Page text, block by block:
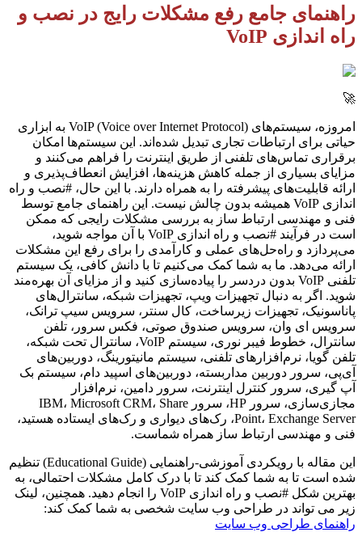
راهنمای جامع رفع مشکلات رایج در نصب و
راه اندازی VoIP
🚀
امروزه، سیستم‌های VoIP (Voice over Internet Protocol) به ابزاری
حیاتی برای ارتباطات تجاری تبدیل شده‌اند. این سیستم‌ها امکان
برقراری تماس‌های تلفنی از طریق اینترنت را فراهم می‌کنند و
مزایای بسیاری از جمله کاهش هزینه‌ها، افزایش انعطاف‌پذیری و
ارائه قابلیت‌های پیشرفته را به همراه دارند. با این حال، #نصب و راه
اندازی VoIP همیشه بدون چالش نیست. این راهنمای جامع توسط
فنی و مهندسی ارتباط ساز به بررسی مشکلات رایجی که ممکن
است در فرآیند #نصب و راه اندازی VoIP با آن مواجه شوید،
می‌پردازد و راه‌حل‌های عملی و کارآمدی را برای رفع این مشکلات
ارائه می‌دهد. ما به شما کمک می‌کنیم تا با دانش کافی، یک سیستم
تلفنی VoIP بدون دردسر را پیاده‌سازی کنید و از مزایای آن بهره‌مند
شوید. اگر به دنبال تجهیزات ویپ، تجهیزات شبکه، سانترال‌های
پاناسونیک، تجهیزات زیرساخت، کال سنتر، سرویس سیپ ترانک،
سرویس ای وان، سرویس صندوق صوتی، فکس سرور، تلفن
سانترال، خطوط فیبر نوری، سیستم VoIP، سانترال تحت شبکه،
تلفن گویا، نرم‌افزارهای تلفنی، سیستم مانیتورینگ، دوربین‌های
آی‌پی، سرور دوربین مداربسته، دوربین‌های اسپید دام، سیستم بک
آپ گیری، سرور کنترل اینترنت، سرور دامین، نرم‌افزار
مجازی‌سازی، سرور HP، سرور IBM، Microsoft CRM، Share
Point، Exchange Server، رک‌های دیواری و رک‌های ایستاده هستید،
فنی و مهندسی ارتباط ساز همراه شماست.
این مقاله با رویکردی آموزشی-راهنمایی (Educational Guide) تنظیم
شده است تا به شما کمک کند تا با درک کامل مشکلات احتمالی، به
بهترین شکل #نصب و راه اندازی VoIP را انجام دهید. همچنین، لینک
زیر می تواند در طراحی وب سایت شخصی به شما کمک کند:
راهنمای طراحی وب سایت